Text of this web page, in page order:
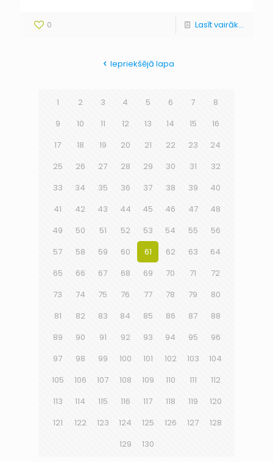
0 Lasīt vairāk...
Iepriekšējā lapa
1 2 3 4 5 6 7
8
9
10 11 12 13 14 15
16
17
18 19 20 21 22 23
24
25
26 27 28 29 30 31
32
33
34 35 36 37 38 39
40
41
42 43 44 45 46 47
48
49
50 51 52 53 54 55
56
57
58 59 60 61 62 63
64
65
66 67 68 69 70 71
72
73
74 75 76 77 78 79
80
81
82 83 84 85 86 87
88
89
90 91 92 93 94 95
96
97
98 99 100 101 102 103
104
105
106 107 108 109 110 111
112
113
114 115 116 117 118 119
120
121
122 123 124 125 126 127
128
129
130